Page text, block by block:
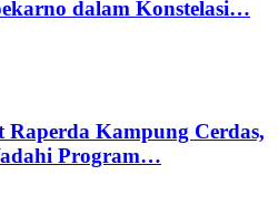
dalam Konstelasi…
Raperda Kampung Cerdas,
Program…